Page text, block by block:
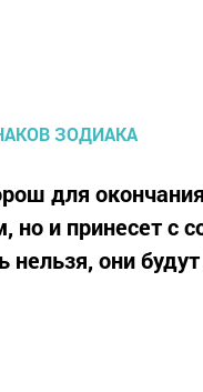
для
но и принесет с
они